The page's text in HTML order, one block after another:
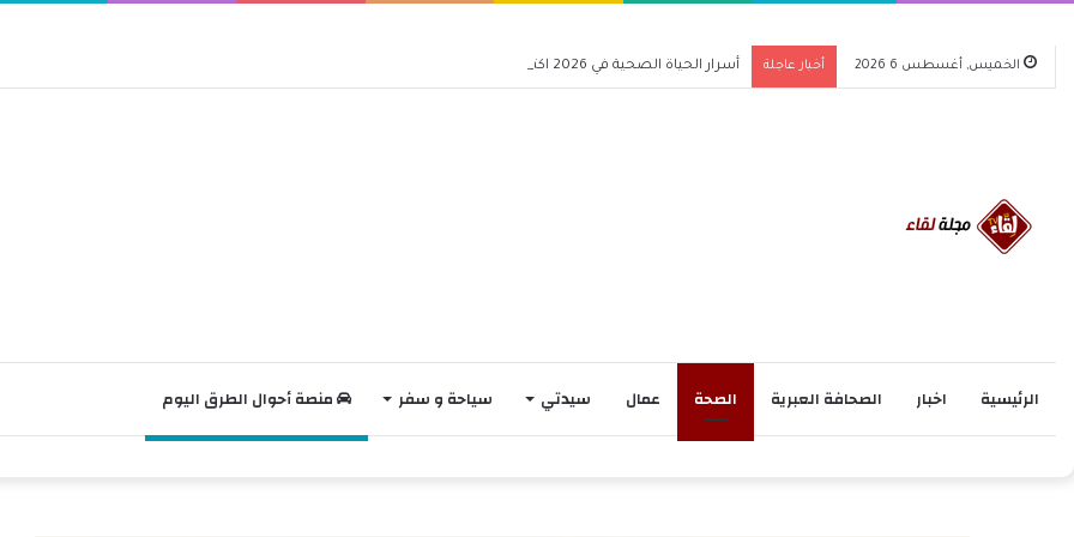
الخميس, أغسطس 6 2026 أخبار عاجلة أسرار الحياة الصحية في 2026 اكتشف كيف تغير حياتك للأفضل
الرئيسية اخبار الصحافة العبرية الصحة عمال سيدتي سياحة و سفر منصة أحوال الطرق اليوم